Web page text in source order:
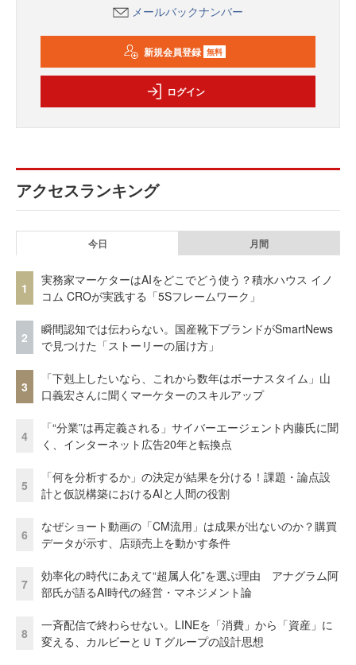
メールバックナンバー
新規会員登録 無料
ログイン
アクセスランキング
今日 月間
1
実務家マーケターはAIをどこでどう使う？積水ハウス イノ
コム CROが実践する「5Sフレームワーク」
2
瞬間認知では伝わらない。国産靴下ブランドがSmartNews
で見つけた「ストーリーの届け方」
3
「下剋上したいなら、これから数年はボーナスタイム」山
口義宏さんに聞くマーケターのスキルアップ
4
「“分業”は再定義される」サイバーエージェント内藤氏に聞
く、インターネット広告20年と転換点
5
「何を分析するか」の決定が結果を分ける！課題・論点設
計と仮説構築におけるAIと人間の役割
6
なぜショート動画の「CM流用」は成果が出ないのか？購買
データが示す、店頭売上を動かす条件
7
効率化の時代にあえて“超属人化”を選ぶ理由 アナグラム阿
部氏が語るAI時代の経営・マネジメント論
8
一斉配信で終わらせない。LINEを「消費」から「資産」に
変える、カルビーとＵＴグループの設計思想